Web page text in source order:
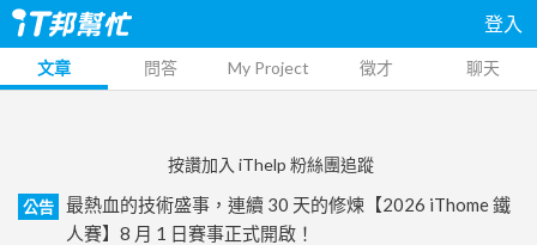
登入
文章 問答 My Project 徵才 聊天
按讚加入 iThelp 粉絲團追蹤
公告
最熱血的技術盛事，連續 30 天的修煉【2026 iThome 鐵
人賽】8 月 1 日賽事正式開啟！